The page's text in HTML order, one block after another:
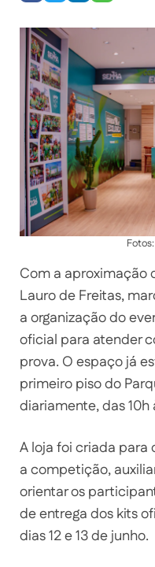
Com a aproximação
Lauro de Freitas,
a organização do
oficial para atender
prova. O espaço já
primeiro piso do
diariamente, das 10h
A loja foi criada para
a competição,
orientar os
de entrega dos kits
dias 12 e 13 de junho.